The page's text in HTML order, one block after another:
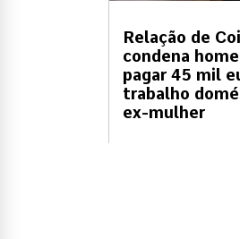
Relação de
condena
pagar 45 mil
trabalho
ex-mulher